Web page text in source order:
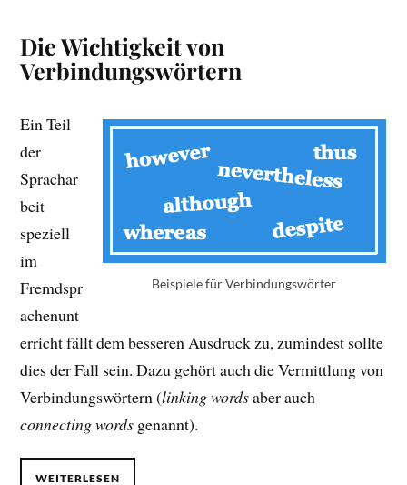
Die Wichtigkeit von
Verbindungswörtern
Beispiele für Verbindungswörter
Ein Teil
der
Sprachar
beit
speziell
im
Fremdspr
achenunt
erricht fällt dem besseren Ausdruck zu, zumindest sollte
dies der Fall sein. Dazu gehört auch die Vermittlung von
Verbindungswörtern (linking wordsaber auch
connecting words genannt).
WEITERLESEN